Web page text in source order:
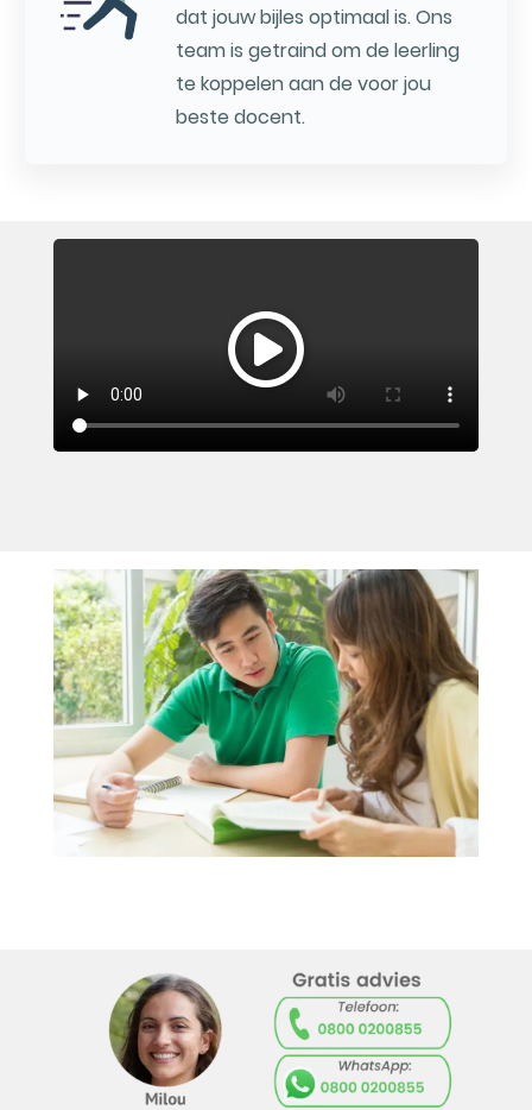
dat jouw bijles optimaal is. Ons
team is getraind om de leerling
te koppelen aan de voor jou
beste docent.